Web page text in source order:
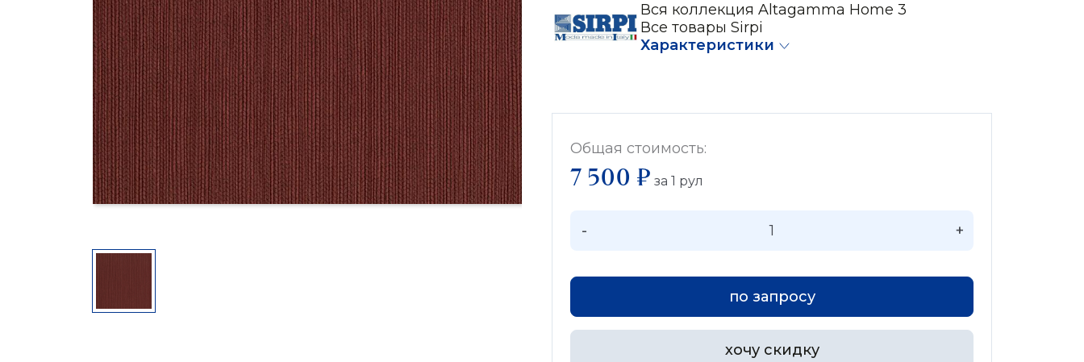
Вся коллекция Altagamma Home 3
Все товары Sirpi
Характеристики
Общая стоимость:
7 500 ₽ за 1 рул
- +
по запросу
хочу скидку